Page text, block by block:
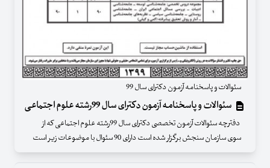
سئوالات و پاسخنامه آزمون دکترای سال 99
سئوالات و پاسخنامه آزمون دکترای سال 99رشته علوم اجتماعی
دفترچه سئوالات آزمون تخصصی دکترای سال 99رشته علوم اجتماعی که از
سوی سازمان سنجش برگزار شده است دارای 90 سئوال با موضوعات زیر است